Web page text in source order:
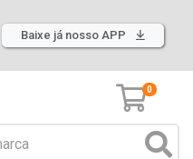
Baixe já nosso APP
0